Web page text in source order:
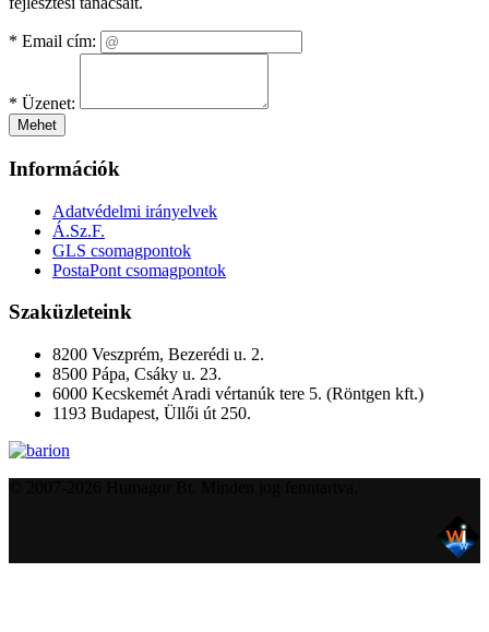
* Email cím:
* Üzenet:
Mehet
Információk
Adatvédelmi irányelvek
Á.Sz.F.
GLS csomagpontok
PostaPont csomagpontok
Szaküzleteink
8200 Veszprém, Bezerédi u. 2.
8500 Pápa, Csáky u. 23.
6000 Kecskemét Aradi vértanúk tere 5. (Röntgen kft.)
1193 Budapest, Üllői út 250.